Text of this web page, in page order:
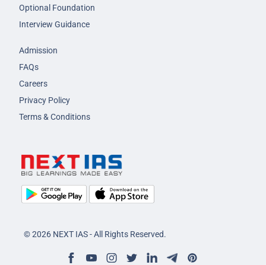
Optional Foundation
Interview Guidance
Admission
FAQs
Careers
Privacy Policy
Terms & Conditions
© 2026 NEXT IAS - All Rights Reserved.